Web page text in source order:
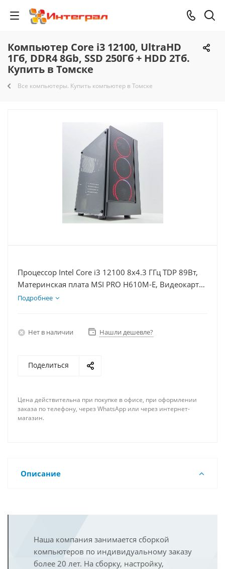
Компьютер Core i3 12100, UltraHD
1Гб, DDR4 8Gb, SSD 250Гб + HDD 2Тб.
Купить в Томске
Все компьютеры. Купить компьютер в Томске
Процессор Intel Core i3 12100 8x4.3 ГГц TDP 89Вт,
Материнская плата MSI PRO H610M-E, Видеокарта
UltraHD 1Гб, Память DDR4 8Gb, Диски SSD 250Гб
Подробнее
Нет в наличии Нашли дешевле?
Поделиться
Цена действительна при покупке в офисе, при оформлении
заказа по телефону, через WhatsApp или через интернет-
магазин.
Описание
Наша компания занимается сборкой
компьютеров по индивидуальному заказу
более 20 лет. На сборку, настройку,